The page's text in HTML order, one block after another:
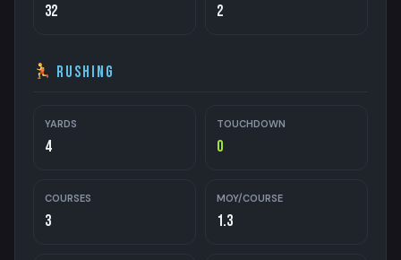
32 2
Rushing
YARDS
4
TOUCHDOWN
0
COURSES
3
MOY/COURSE
1.3